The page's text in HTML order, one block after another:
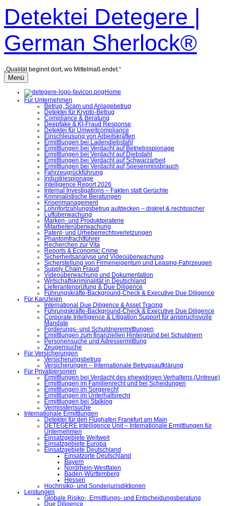
Inhalt
überspringen
Detektei Detegere |
German Sherlock®
„Qualität beginnt dort, wo Mittelmaß endet.“
Menü
Home
Für Unternehmen
Betrug, Scam und Anlagebetrug
Detektei für Krypto-Betrug
Compliance & Beratung
Deepfake & KI-Fraud Response
Detektei für Umweltcompliance
Einschleusung von Arbeitskräften
Ermittlungen bei Ladendiebstahl
Ermittlungen bei Verdacht auf Betriebsspionage
Ermittlungen bei Verdacht auf Diebstahl
Ermittlungen bei Verdacht auf Schwarzarbeit
Ermittlungen bei Verdacht auf Spesenmissbrauch
Fahrzeugrückführung
Industriespionage
Intelligence Report 2026
Internal Investigations – Fakten statt Gerüchte
Kriminalistische Beratungen
Krisenmanagement
Lohnfortzahlungsbetrug aufdecken – diskret & rechtssicher
Luftüberwachung
Marken- und Produktpiraterie
Mitarbeiterüberwachung
Patent- und Urheberrechtsverletzungen
Phantomfrachtführer
Recherchen zur Vita
Reports & Economic Crime
Sicherheitsanalyse und Videoüberwachung
Sicherstellung von Firmeneigentum und Leasing-Fahrzeugen
Supply Chain Fraud
Videoüberwachung und Dokumentation
Wirtschaftskriminalität in Deutschland
Lieferantenprüfung & Due Diligence
Führungskräfte-Background-Check & Executive Due Diligence
Für Kanzleien
International Due Diligence & Asset Tracing
Führungskräfte-Background-Check & Executive Due Diligence
Corporate Intelligence & Litigation Support für anspruchsvolle
Mandate
Forderungs- und Schuldnerermittlungen
Ermittlungen zum finanziellen Hintergrund bei Schuldnern
Personensuche und Adressermittlung
Zeugensuche
Für Versicherungen
Versicherungsbetrug
Versicherungen – Internationale Betrugsaufklärung
Für Privatpersonen
Ermittlungen bei Verdacht des ehewidrigen Verhaltens (Untreue)
Ermittlungen im Familienrecht und bei Scheidungen
Ermittlungen im Sorgerecht
Ermittlungen im Unterhaltsrecht
Ermittlungen bei Stalking
Vermisstensuche
Internationale Ermittlungen
Detektei für den Flughafen Frankfurt am Main
DETEGERE Intelligence Unit – Internationale Ermittlungen für
Unternehmen
Einsatzgebiete Weltweit
Einsatzgebiete Europa
Einsatzgebiete Deutschland
Einsatzorte Deutschland
Bayern
Nordrhein-Westfalen
Baden-Württemberg
Hessen
Hochrisiko- und Sonderjurisdiktionen
Leistungen
Globale Risiko-, Ermittlungs- und Entscheidungsberatung
Due Diligence